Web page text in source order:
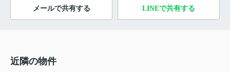
メールで共有する LINEで共有する
近隣の物件